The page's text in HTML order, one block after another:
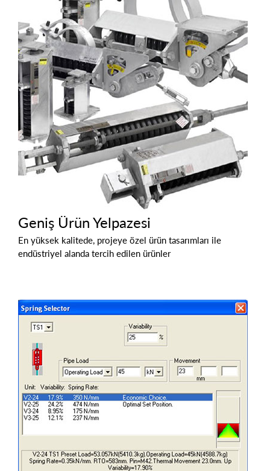
Geniş Ürün Yelpazesi
En yüksek kalitede, projeye özel ürün tasarımları ile
endüstriyel alanda tercih edilen ürünler